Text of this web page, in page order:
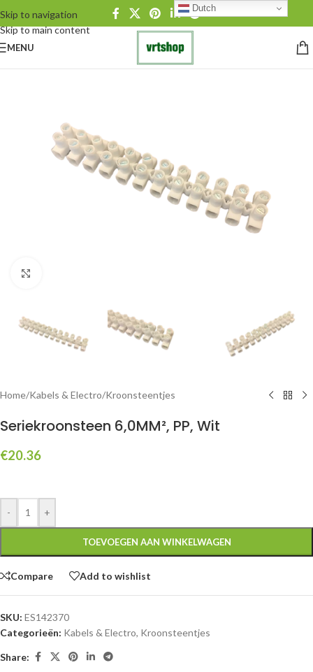
Skip to navigation
Skip to main content
MENU
Home/Kabels & Electro/Kroonsteentjes
Seriekroonsteen 6,0MM², PP, Wit
€20.36
- +
TOEVOEGEN AAN WINKELWAGEN
Compare Add to wishlist
SKU: ES142370
Categorieën: Kabels & Electro, Kroonsteentjes
Share:
Dutch